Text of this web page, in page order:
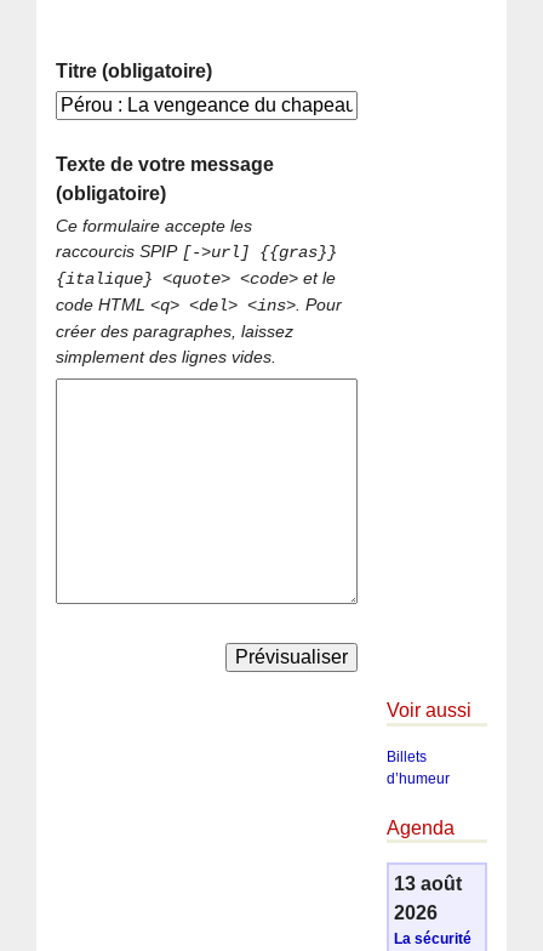
Titre (obligatoire)
Texte de votre message
(obligatoire)
Ce formulaire accepte les
raccourcis SPIP [->url] {{gras}}
{italique} <quote> <code> et le
code HTML<q> <del> <ins> . Pour
créer des paragraphes, laissez
simplement des lignes vides.
Voir aussi
Billets
d’humeur
Agenda
13 août
2026
La sécurité